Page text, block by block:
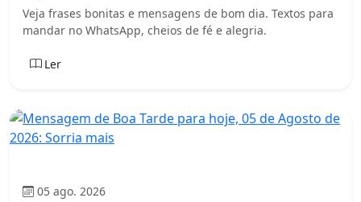
Veja frases bonitas e mensagens de bom dia. Textos para
mandar no WhatsApp, cheios de fé e alegria.
Ler
05 ago. 2026